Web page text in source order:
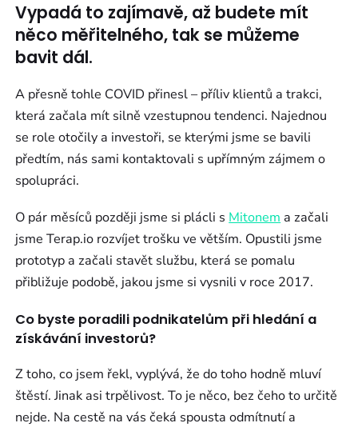
Vypadá to zajímavě, až budete mít
něco měřitelného, tak se můžeme
bavit dál.
A přesně tohle COVID přinesl – příliv klientů a trakci,
která začala mít silně vzestupnou tendenci. Najednou
se role otočily a investoři, se kterými jsme se bavili
předtím, nás sami kontaktovali s upřímným zájmem o
spolupráci.
O pár měsíců později jsme si plácli s Mitonem a začali
jsme Terap.io rozvíjet trošku ve větším. Opustili jsme
prototyp a začali stavět službu, která se pomalu
přibližuje podobě, jakou jsme si vysnili v roce 2017.
Co byste poradili podnikatelům při hledání a
získávání investorů?
Z toho, co jsem řekl, vyplývá, že do toho hodně mluví
štěstí. Jinak asi trpělivost. To je něco, bez čeho to určitě
nejde. Na cestě na vás čeká spousta odmítnutí a